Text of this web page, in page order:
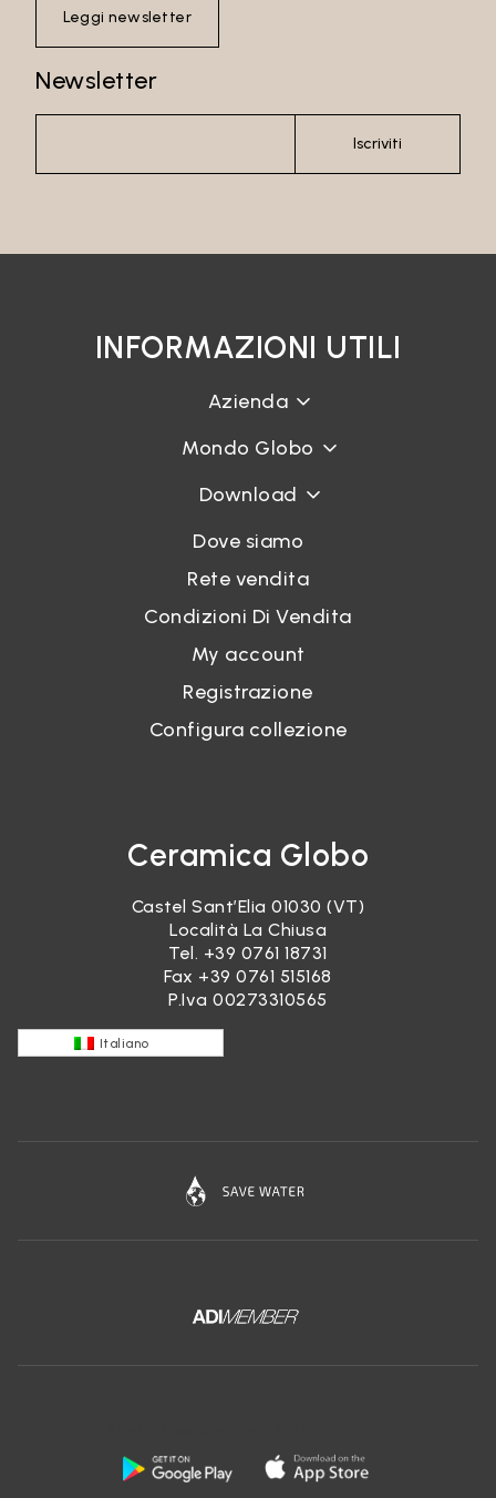
Password
Leggi newsletter
Newsletter
Iscriviti
INFORMAZIONI UTILI
Azienda
Mondo Globo
Download
Dove siamo
Rete vendita
Condizioni Di Vendita
My account
Registrazione
Configura collezione
Ceramica Globo
Castel Sant’Elia 01030 (VT)
Località La Chiusa
Tel. +39 0761 18731
Fax +39 0761 515168
P.Iva 00273310565
Italiano